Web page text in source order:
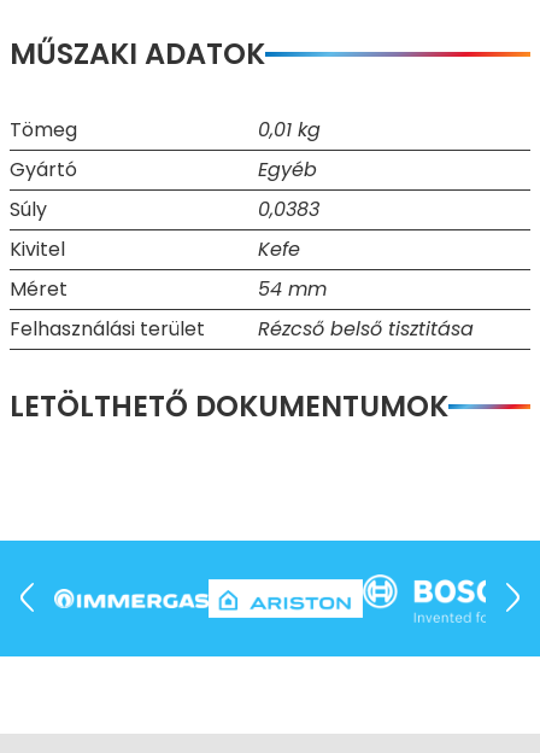
MŰSZAKI ADATOK
Tömeg
0,01 kg
Gyártó
Egyéb
Súly
0,0383
Kivitel
Kefe
Méret
54 mm
Felhasználási terület
Rézcső belső tisztitása
LETÖLTHETŐ DOKUMENTUMOK